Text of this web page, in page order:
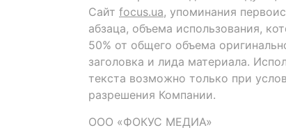
Сайт focus.ua, упоминания
абзаца, объема использования,
50% от общего объема
заголовка и лида материала.
текста возможно только при
разрешения Компании.
ООО «ФОКУС МЕДИА»